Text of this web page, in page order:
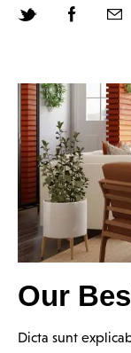
Our
Dicta sunt